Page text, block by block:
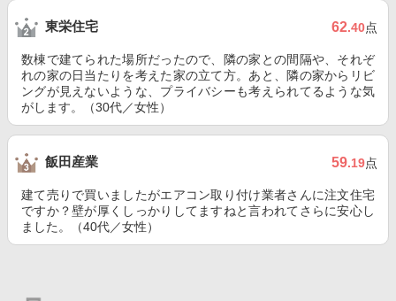
東栄住宅 62.40点
数棟で建てられた場所だったので、隣の家との間隔や、それぞ
れの家の日当たりを考えた家の立て方。あと、隣の家からリビ
ングが見えないような、プライバシーも考えられてるような気
がします。（30代／女性）
飯田産業 59.19点
建て売りで買いましたがエアコン取り付け業者さんに注文住宅
ですか？壁が厚くしっかりしてますねと言われてさらに安心し
ました。（40代／女性）